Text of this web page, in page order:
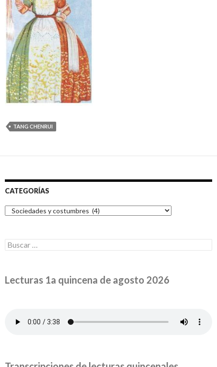
TANG CHENRUI
CATEGORÍAS
Categorías
Buscar:
Lecturas 1a quincena de agosto 2026